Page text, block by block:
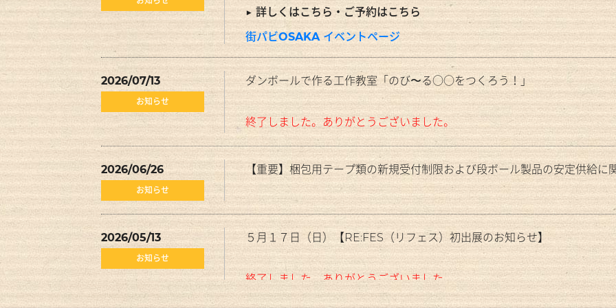
▶ 詳しくはこちら・ご予約はこちら
街パビOSAKA イベントページ
2026/07/13
お知らせ
ダンボールで作る工作教室「のび〜る○○をつくろう！」
終了しました。ありがとうございました。
2026/06/26
お知らせ
【重要】梱包用テープ類の新規受付制限および段ボール製品の安定供給に
2026/05/13
お知らせ
５月１７日（日）【RE:FES（リフェス）初出展のお知らせ】
終了しました。ありがとうございました。